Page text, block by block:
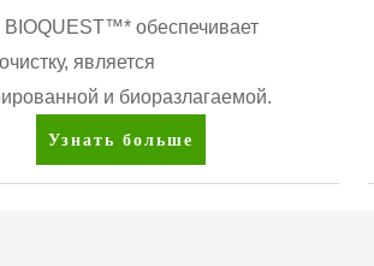
обеспечивает
является
и биоразлагаемой.
DISH
DROPS™
Узнать больше